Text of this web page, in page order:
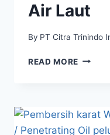
Air Laut
By PT Citra Trinindo
READ MORE